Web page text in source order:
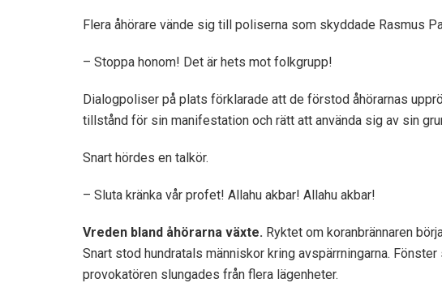
Flera åhörare vände sig till poliserna som skyddade Rasmus
– Stoppa honom! Det är hets mot folkgrupp!
Dialogpoliser på plats förklarade att de förstod åhörarnas
tillstånd för sin manifestation och rätt att använda sig av sin
Snart hördes en talkör.
– Sluta kränka vår profet! Allahu akbar! Allahu akbar!
Vreden bland åhörarna växte. Ryktet om koranbrännaren
Snart stod hundratals människor kring avspärrningarna.
provokatören slungades från flera lägenheter.